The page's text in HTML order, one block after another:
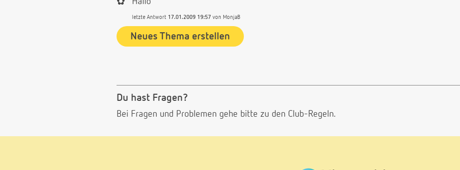
letzte Antwort 17.01.2009 19:57 von MonjaB
Neues Thema erstellen
Du hast Fragen?
Bei Fragen und Problemen gehe bitte zu den Club-Regeln.